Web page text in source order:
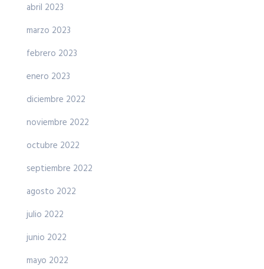
abril 2023
marzo 2023
febrero 2023
enero 2023
diciembre 2022
noviembre 2022
octubre 2022
septiembre 2022
agosto 2022
julio 2022
junio 2022
mayo 2022